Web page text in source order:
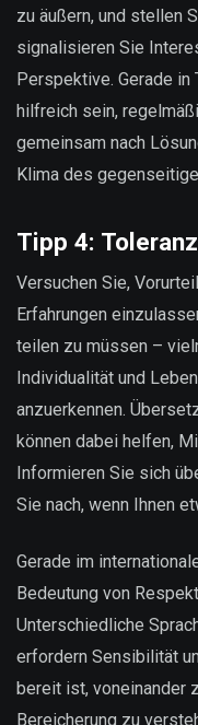
zu äußern, und stellen
signalisieren Sie
Perspektive. Gerade in
hilfreich sein,
gemeinsam nach
Klima des
Tipp 4:
Versuchen Sie,
Erfahrungen
teilen zu müssen –
Individualität und
anzuerkennen.
können dabei helfen,
Informieren Sie sich
Sie nach, wenn Ihnen
Gerade im
Bedeutung von
Unterschiedliche
erfordern Sensibilität
bereit ist, voneinander
Bereicherung zu